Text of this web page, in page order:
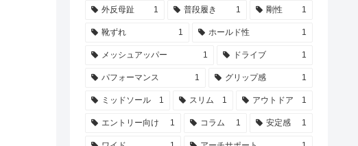
外反母趾 1 普段履き 1 剛性 1
靴ずれ 1 ホールド性 1
メッシュアッパー 1 ドライブ 1
パフォーマンス 1 グリップ感 1
ミッドソール 1 スリム 1 アウトドア 1
エントリー向け 1 コラム 1 安定感 1